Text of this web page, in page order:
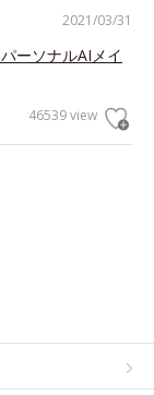
2021/03/31
ーソナルAIメイ
46539 view